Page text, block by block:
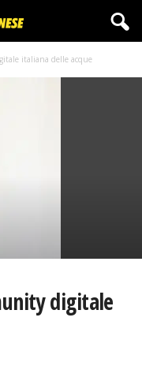
italiana delle acque
digitale